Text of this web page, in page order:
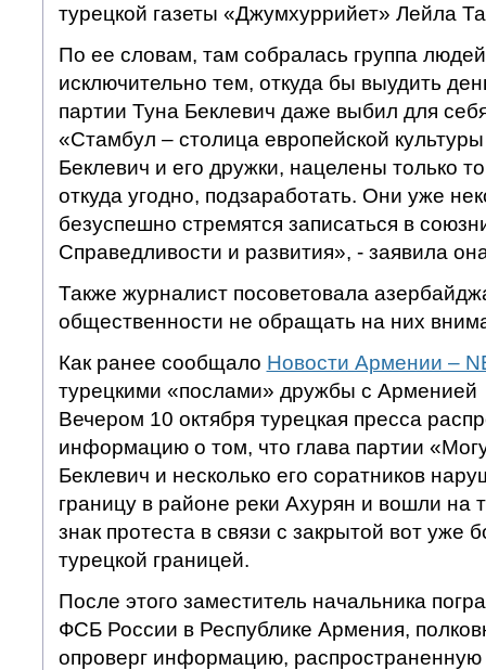
турецкой газеты «Джумхуррийет» Лейла
По ее словам, там собралась группа
исключительно тем, откуда бы выудить
партии Туна Беклевич даже выбил для
«Стамбул – столица европейской
Беклевич и его дружки, нацелены только
откуда угодно, подзаработать. Они уже
безуспешно стремятся записаться в
Справедливости и развития», - заявила
Также журналист посоветовала
общественности не обращать на них
Как ранее сообщало Новости Армении –
турецкими «послами» дружбы с Арменией
Вечером 10 октября турецкая пресса
информацию о том, что глава партии
Беклевич и несколько его соратников
границу в районе реки Ахурян и вошли на
знак протеста в связи с закрытой вот уже
турецкой границей.
После этого заместитель начальника
ФСБ России в Республике Армения,
опроверг информацию,